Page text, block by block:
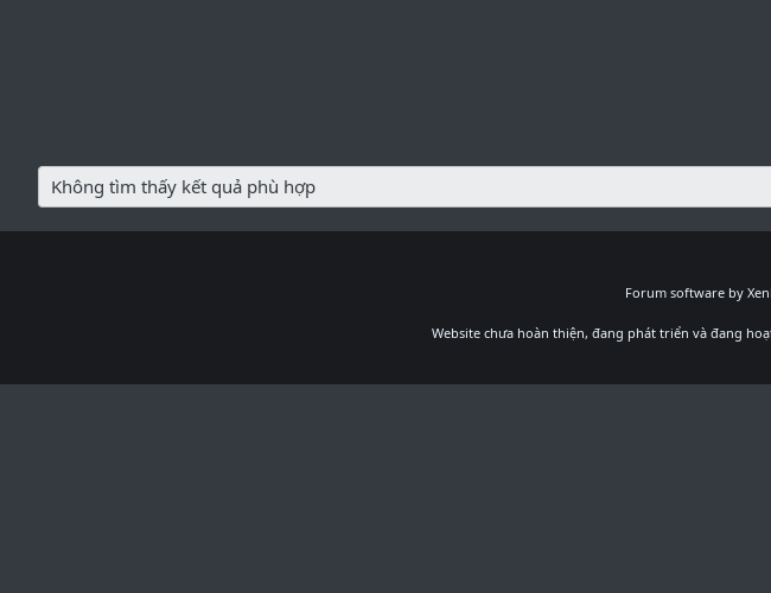
Không tìm thấy kết quả phù hợp
Forum software by
Website chưa hoàn thiện, đang phát triển và đang